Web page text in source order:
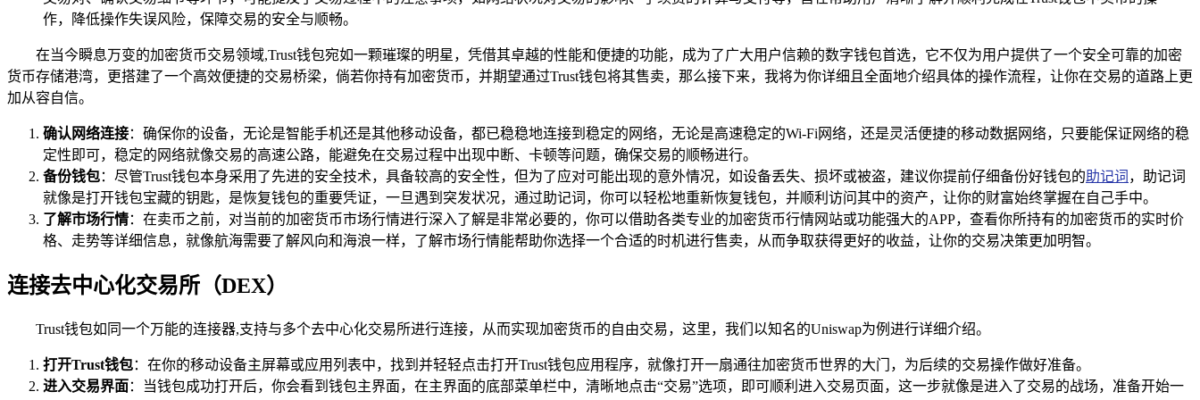
作，降低操作失误风险，保障交易的安全与顺畅。
在当今瞬息万变的加密货币交易领域,Trust钱包宛如一颗璀璨的明星，凭借其卓越的性能和便捷的功能，成为了广大用户信赖的数字钱包首选，它不仅为用户提供了一个安全可靠的加密
货币存储港湾，更搭建了一个高效便捷的交易桥梁，倘若你持有加密货币，并期望通过Trust钱包将其售卖，那么接下来，我将为你详细且全面地介绍具体的操作流程，让你在交易的道路上更
加从容自信。
确认网络连接：确保你的设备，无论是智能手机还是其他移动设备，都已稳稳地连接到稳定的网络，无论是高速稳定的Wi-Fi网络，还是灵活便捷的移动数据网络，只要能保证网络的稳
定性即可，稳定的网络就像交易的高速公路，能避免在交易过程中出现中断、卡顿等问题，确保交易的顺畅进行。
备份钱包：尽管Trust钱包本身采用了先进的安全技术，具备较高的安全性，但为了应对可能出现的意外情况，如设备丢失、损坏或被盗，建议你提前仔细备份好钱包的助记词 ，助记词
就像是打开钱包宝藏的钥匙，是恢复钱包的重要凭证，一旦遇到突发状况，通过助记词，你可以轻松地重新恢复钱包，并顺利访问其中的资产，让你的财富始终掌握在自己手中。
了解市场行情：在卖币之前，对当前的加密货币市场行情进行深入了解是非常必要的，你可以借助各类专业的加密货币行情网站或功能强大的APP，查看你所持有的加密货币的实时价
格、走势等详细信息，就像航海需要了解风向和海浪一样，了解市场行情能帮助你选择一个合适的时机进行售卖，从而争取获得更好的收益，让你的交易决策更加明智。
连接去中心化交易所（DEX）
Trust钱包如同一个万能的连接器,支持与多个去中心化交易所进行连接，从而实现加密货币的自由交易，这里，我们以知名的Uniswap为例进行详细介绍。
打开Trust钱包：在你的移动设备主屏幕或应用列表中，找到并轻轻点击打开Trust钱包应用程序，就像打开一扇通往加密货币世界的大门，为后续的交易操作做好准备。
进入交易界面：当钱包成功打开后，你会看到钱包主界面，在主界面的底部菜单栏中，清晰地点击“交易”选项，即可顺利进入交易页面，这一步就像是进入了交易的战场，准备开始一